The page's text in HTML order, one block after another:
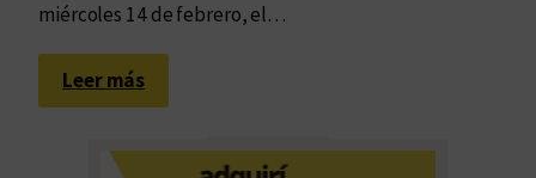
miércoles 14 de febrero, el…
Leer más:
¿